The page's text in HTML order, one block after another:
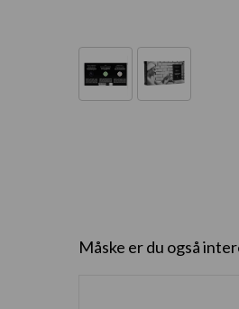
Måske er du også